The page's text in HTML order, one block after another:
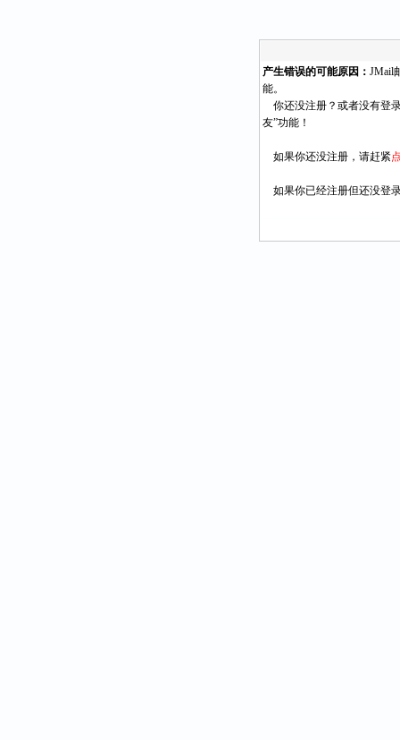
产生错误的可能原因： JMail
能。
你还没注册？或者没有登
友”功能！
如果你还没注册，请赶紧
如果你已经注册但还没登